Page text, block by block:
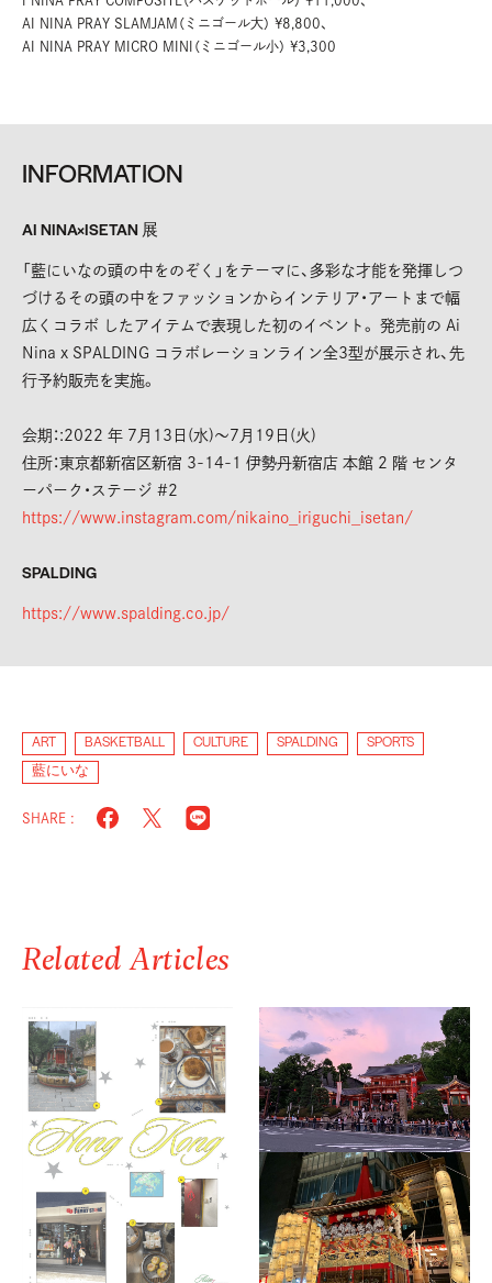
AI NINA PRAY SLAMJAM（ミニゴール大） ¥8,800、
AI NINA PRAY MICRO MINI（ミニゴール小） ¥3,300
INFORMATION
AI NINA×ISETAN 展
「藍にいなの頭の中をのぞく」をテーマに、多彩な才能を発揮しつ
づけるその頭の中をファッションからインテリア・アートまで幅
広くコラボ したアイテムで表現した初のイベント。 発売前の Ai
Nina x SPALDING コラボレーションライン全3型が展示され、先
行予約販売を実施。
会期：:2022 年 7月13日(水)〜7月19日(火)
住所：東京都新宿区新宿 3-14-1 伊勢丹新宿店 本館 2 階 センタ
ーパーク・ステージ #2
https://www.instagram.com/nikaino_iriguchi_isetan/
SPALDING
https://www.spalding.co.jp/
ART BASKETBALL CULTURE SPALDING
SPORTS
藍にいな
SHARE :
Related Articles